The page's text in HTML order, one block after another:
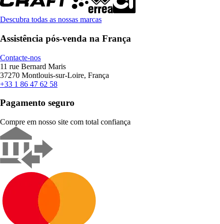
Descubra todas as nossas marcas
Assistência pós-venda na França
Contacte-nos
11 rue Bernard Maris
37270 Montlouis-sur-Loire, França
+33 1 86 47 62 58
Pagamento seguro
Compre em nosso site com total confiança